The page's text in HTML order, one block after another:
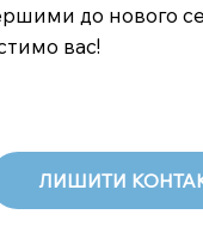
до нового
вас!
ЛИШИТИ